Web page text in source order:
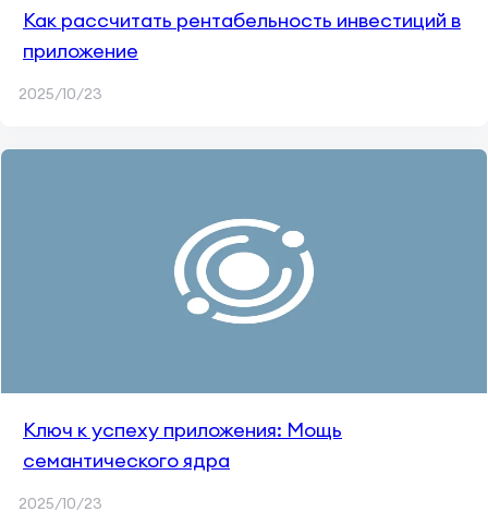
Как рассчитать рентабельность инвестиций в
приложение
2025/10/23
Ключ к успеху приложения: Мощь
семантического ядра
2025/10/23